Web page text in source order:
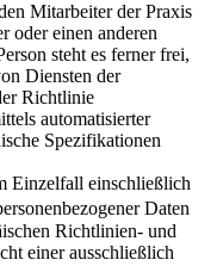
Mitarbeiter der Praxis
oder einen anderen
steht es ferner frei,
Diensten der
Richtlinie
automatisierter
Spezifikationen
Einzelfall einschließlich
Daten
Richtlinien- und
einer ausschließlich